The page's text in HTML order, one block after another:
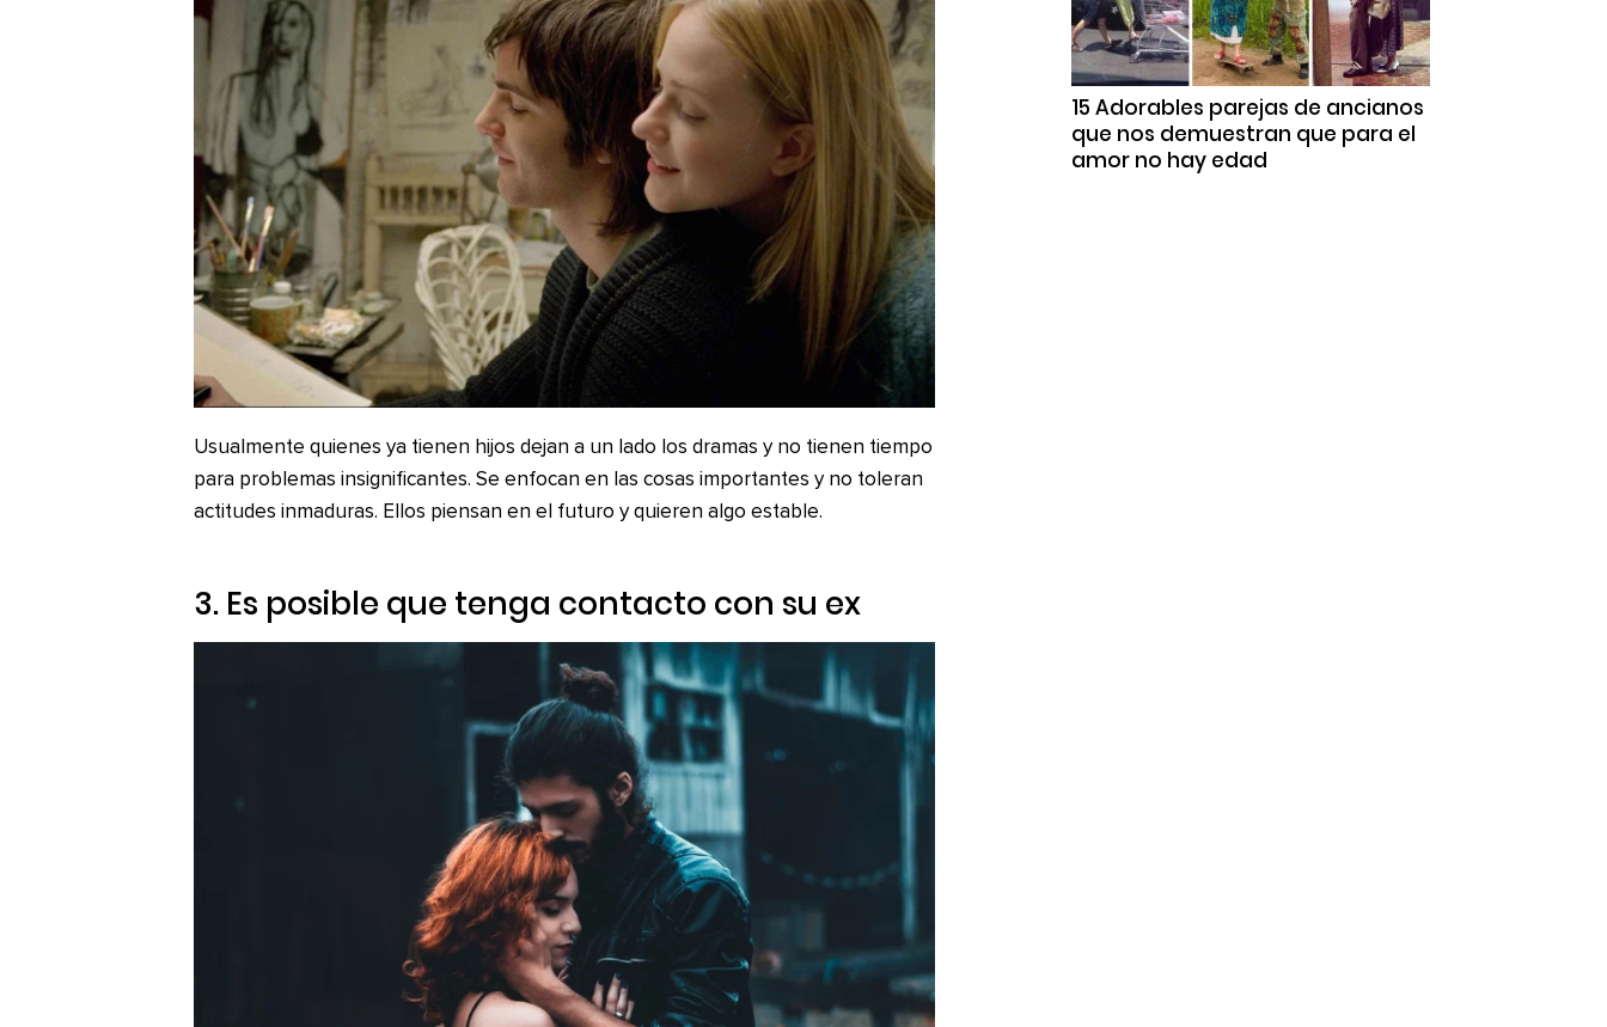
Usualmente quienes ya tienen hijos dejan a un lado los dramas y no tienen tiempo
para problemas insignificantes. Se enfocan en las cosas importantes y no toleran
actitudes inmaduras. Ellos piensan en el futuro y quieren algo estable.
3. Es posible que tenga contacto con su ex
15 Adorables parejas de ancianos
que nos demuestran que para el
amor no hay edad